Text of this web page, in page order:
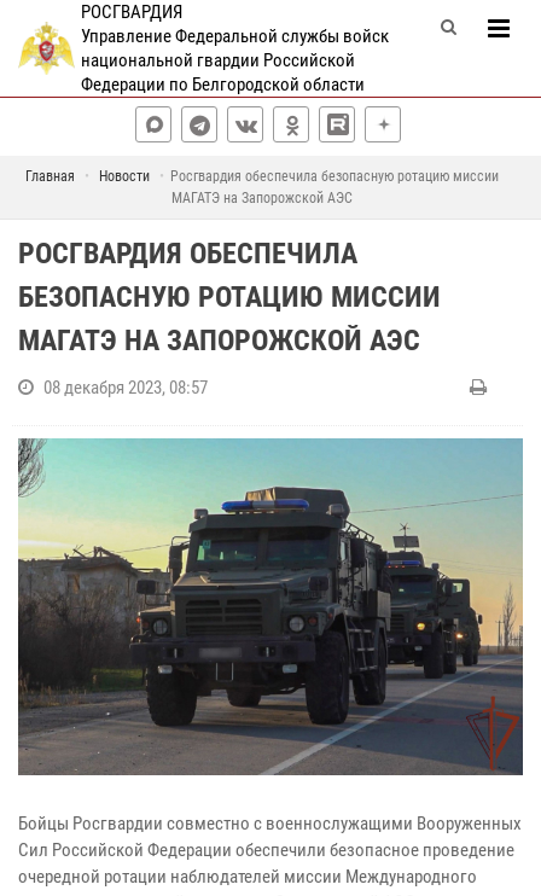
РОСГВАРДИЯ
Управление Федеральной службы войск
национальной гвардии Российской
Федерации по Белгородской области
Главная Новости
Росгвардия обеспечила безопасную ротацию миссии
МАГАТЭ на Запорожской АЭС
РОСГВАРДИЯ ОБЕСПЕЧИЛА
БЕЗОПАСНУЮ РОТАЦИЮ МИССИИ
МАГАТЭ НА ЗАПОРОЖСКОЙ АЭС
08 декабря 2023, 08:57
Бойцы Росгвардии совместно с военнослужащими Вооруженных
Сил Российской Федерации обеспечили безопасное проведение
очередной ротации наблюдателей миссии Международного